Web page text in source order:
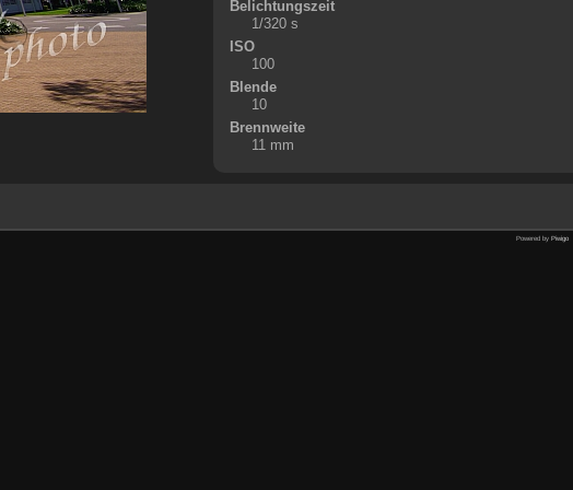
Belichtungszeit
1/320 s
ISO
100
Blende
10
Brennweite
11 mm
Powered by Piwigo